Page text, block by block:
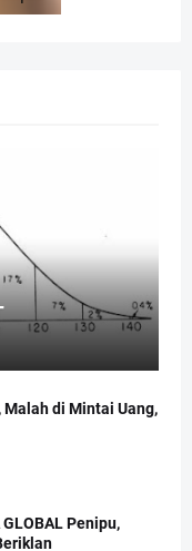
Malah di Mintai Uang,
Penipu,